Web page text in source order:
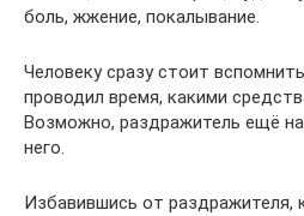
боль, жжение, покалывание.
Человеку сразу стоит
проводил время, какими
Возможно, раздражитель ещё
него.
Избавившись от раздражителя,